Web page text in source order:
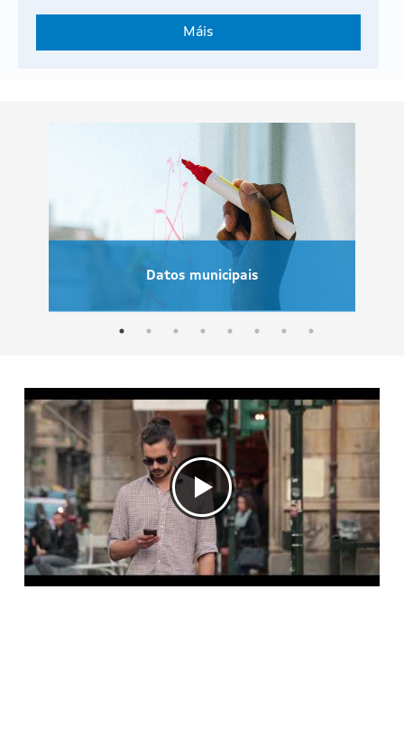
Máis
Datos municipais